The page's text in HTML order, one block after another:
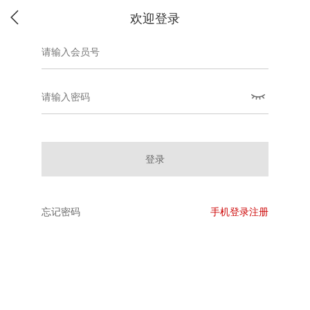
欢迎登录
登录
忘记密码 手机登录注册